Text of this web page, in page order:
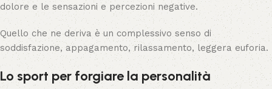
dolore e le sensazioni e percezioni negative.
Quello che ne deriva è un complessivo senso di
soddisfazione, appagamento, rilassamento, leggera euforia.
Lo sport per forgiare la personalità